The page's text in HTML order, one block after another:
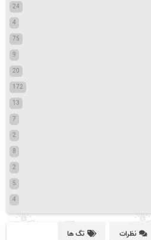
24
4
75
9
20
172
13
7
2
8
2
5
4
نظرات تگ ها